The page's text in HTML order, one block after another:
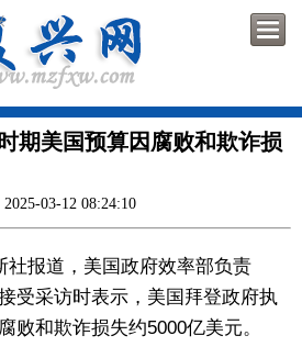
期美国预算因腐败和欺诈损
2025-03-12 08:24:10
报道，美国政府效率部负责
受采访时表示，美国拜登政府执
败和欺诈损失约5000亿美元。